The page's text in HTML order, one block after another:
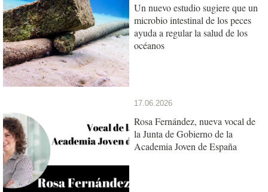
Un nuevo estudio sugiere que un
microbio intestinal de los peces
ayuda a regular la salud de los
océanos
17.06.2026
Rosa Fernández, nueva vocal de
la Junta de Gobierno de la
Academia Joven de España